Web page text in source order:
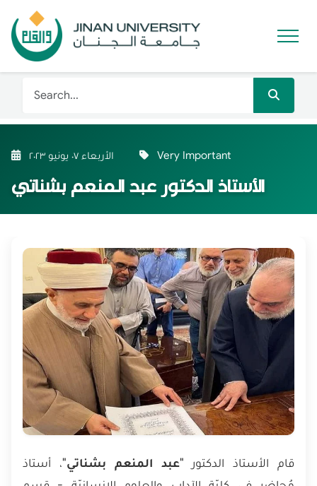
Very Important
الأستاذ الدكتور عبد المنعم بشناتي
قام الأستاذ الدكتور "عبد المنعم بشناتي"، أستاذ